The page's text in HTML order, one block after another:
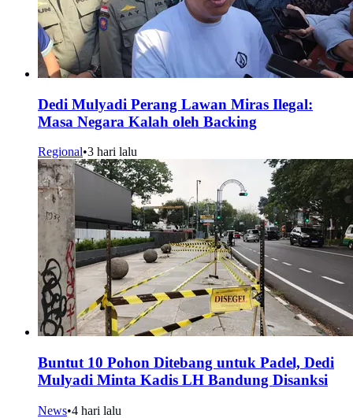
Dedi Mulyadi Perang Lawan Miras Ilegal:
Masa Negara Kalah oleh Backing
Regional•3 hari lalu
Buntut 10 Pohon Ditebang untuk Padel, Dedi
Mulyadi Minta Kadis LH Bandung Disanksi
News•4 hari lalu